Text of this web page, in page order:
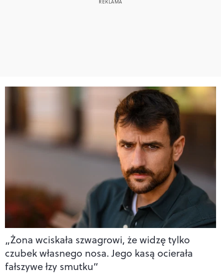
„Żona wciskała szwagrowi, że widzę tylko
czubek własnego nosa. Jego kasą ocierała
fałszywe łzy smutku”